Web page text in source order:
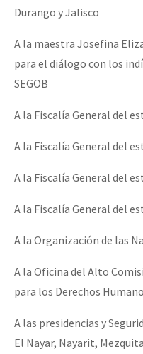
Durango y Jalisco
A la maestra Josefina
para el diálogo con los
SEGOB
A la Fiscalía General del
A la Fiscalía General del
A la Fiscalía General del
A la Fiscalía General del
A la Organización de las
A la Oficina del Alto
para los Derechos
A las presidencias y
El Nayar, Nayarit,